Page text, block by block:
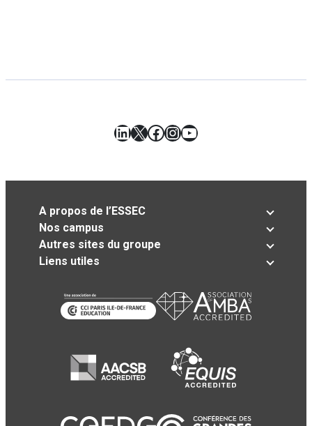
LinkedIn
X Facebook
Instagram
YouTube
A propos de l’ESSEC
Nos campus
Autres sites du groupe
Liens utiles